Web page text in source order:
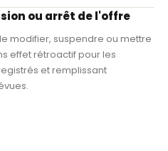
ou arrêt de l'offre
modifier, suspendre ou mettre
effet rétroactif pour les
et remplissant